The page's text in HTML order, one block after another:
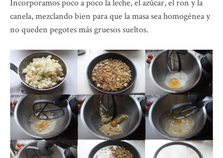
Incorporamos poco a poco la leche, el azúcar, el ron y la
canela, mezclando bien para que la masa sea homogénea y
no queden pegotes más gruesos sueltos.